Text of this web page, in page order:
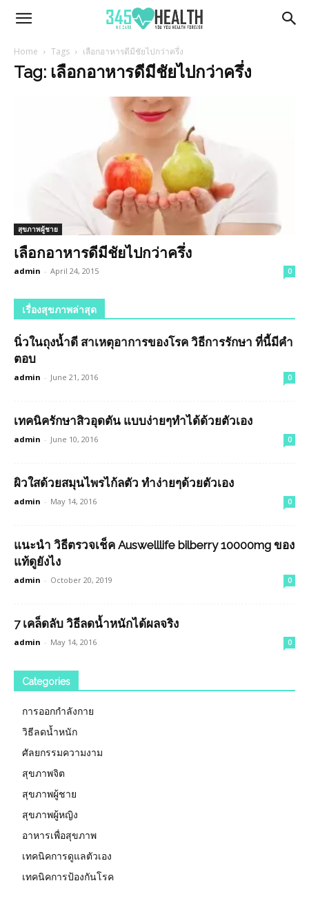
345Health
Home Tags เลือกอาหารดีมีชัยไปกว่าครึ่ง
Tag: เลือกอาหารดีมีชัยไปกว่าครึ่ง
สุขภาพผู้ชาย
เลือกอาหารดีมีชัยไปกว่าครึ่ง
admin - April 24, 2015 0
เรื่องสุขภาพล่าสุด
นิ่วในถุงน้ำดี สาเหตุอาการของโรค วิธีการรักษา ที่นี้มีคำ
ตอบ
admin - June 21, 2016 0
เทคนิครักษาสิวอุดตัน แบบง่ายๆทำได้ด้วยตัวเอง
admin - June 10, 2016 0
ผิวใสด้วยสมุนไพรไก้ลตัว ทำง่ายๆด้วยตัวเอง
admin - May 14, 2016 0
แนะนำ วิธีตรวจเช็ค Auswelllife bilberry 10000mg ของ
แท้ดูยังไง
admin - October 20, 2019 0
7 เคล็ดลับ วิธีลดน้ำหนักได้ผลจริง
admin - May 14, 2016 0
Categories
การออกกำลังกาย
วิธีลดน้ำหนัก
ศัลยกรรมความงาม
สุขภาพจิต
สุขภาพผู้ชาย
สุขภาพผู้หญิง
อาหารเพื่อสุขภาพ
เทคนิคการดูแลตัวเอง
เทคนิคการป้องกันโรค